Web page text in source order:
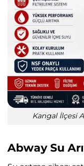
Kangal İlçesi
Abway Su